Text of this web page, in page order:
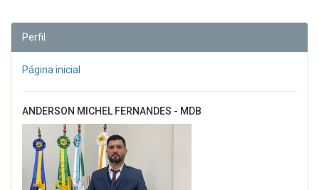
Perfil
Página inicial
ANDERSON MICHEL FERNANDES - MDB